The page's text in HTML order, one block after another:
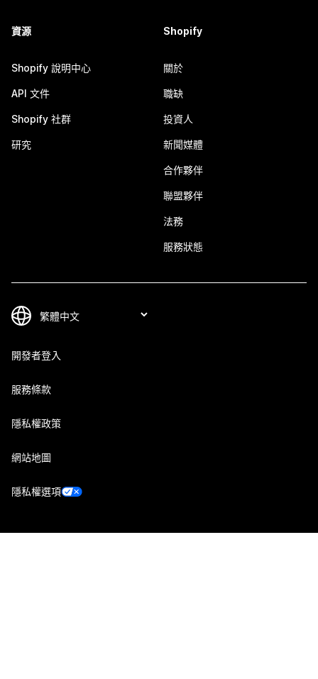
資源
Shopify 說明中心
API 文件
Shopify 社群
研究
Shopify
關於
職缺
投資人
新聞媒體
合作夥伴
聯盟夥伴
法務
服務狀態
開發者登入
服務條款
隱私權政策
網站地圖
隱私權選項